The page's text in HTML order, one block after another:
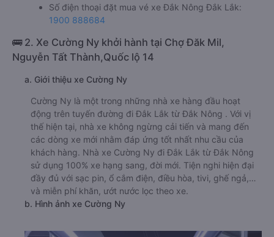
Số điện thoại đặt mua vé xe Đắk Nông Đắk Lắk:
1900 888684
🚌 2. Xe Cường Ny khởi hành tại Chợ Đăk Mil,
Nguyễn Tất Thành,Quốc lộ 14
a. Giới thiệu xe Cường Ny
Cường Ny là một trong những nhà xe hàng đầu hoạt
động trên tuyến đường đi Đắk Lắk từ Đắk Nông . Với vị
thế hiện tại, nhà xe không ngừng cải tiến và mang đến
các dòng xe mới nhằm đáp ứng tốt nhất nhu cầu của
khách hàng. Nhà xe Cường Ny đi Đắk Lắk từ Đắk Nông
sử dụng 100% xe hạng sang, đời mới. Tiện nghi hiện đại
đầy đủ với sạc pin, ổ cắm điện, điều hòa, tivi, ghế ngả,…
và miễn phí khăn, ướt nước lọc theo xe.
b. Hình ảnh xe Cường Ny